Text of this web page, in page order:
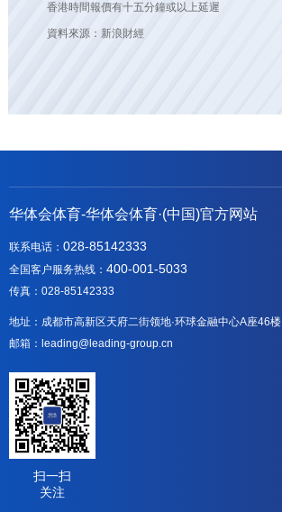
香港時間報價有十五分鐘或以上延遲
資料來源：新浪財經
华体会体育-华体会体育·(中国)官方网站
联系电话： 028-85142333
全国客户服务热线： 400-001-5033
传真：028-85142333
地址：成都市高新区天府二街领地·环球金融中心A座46楼
邮箱：leading@leading-group.cn
扫一扫
关注